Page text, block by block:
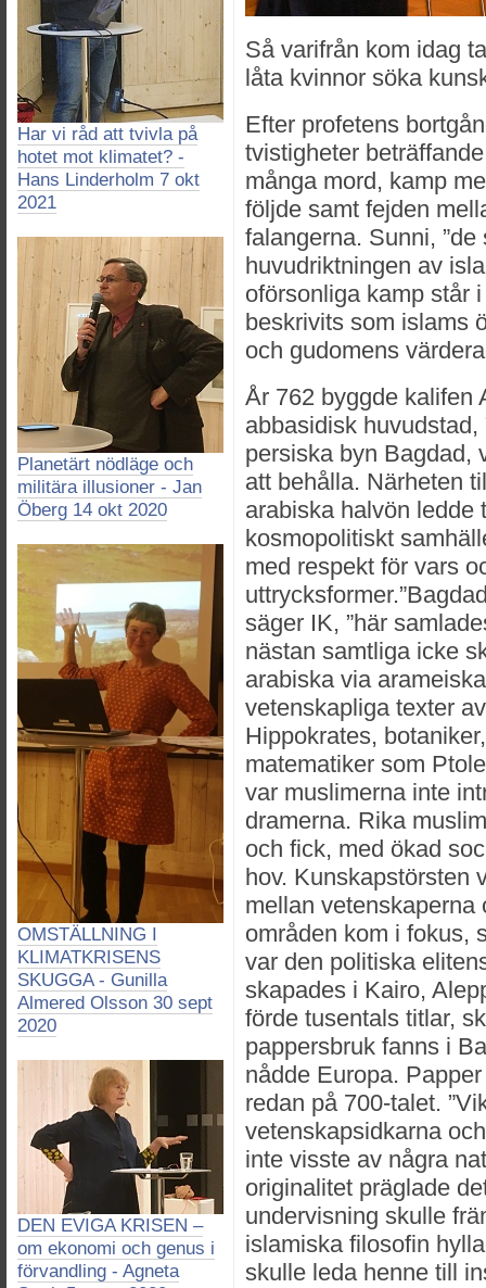
Har vi råd att tvivla på
hotet mot klimatet? -
Hans Linderholm 7 okt
2021
Planetärt nödläge och
militära illusioner - Jan
Öberg 14 okt 2020
OMSTÄLLNING I
KLIMATKRISENS
SKUGGA - Gunilla
Almered Olsson 30 sept
2020
DEN EVIGA KRISEN –
om ekonomi och genus i
förvandling - Agneta
Så varifrån kom idag
låta kvinnor söka
Efter profetens
tvistigheter
många mord, kamp
följde samt fejden
falangerna. Sunni,
huvudriktningen av
oförsonliga kamp står
beskrivits som islams
och gudomens
År 762 byggde kalifen
abbasidisk huvudstad,
persiska byn Bagdad,
att behålla. Närheten
arabiska halvön ledde
kosmopolitiskt
med respekt för vars
säger IK, ”här
nästan samtliga icke
arabiska via
vetenskapliga texter
Hippokrates,
matematiker som
var muslimerna inte
dramerna. Rika
och fick, med ökad
hov. Kunskapstörsten
mellan
områden kom i fokus,
var den politiska
skapades i Kairo,
förde tusentals titlar,
pappersbruk fanns i
nådde Europa.
redan på 700-talet.
vetenskapsidkarna
inte visste av några
originalitet präglade
undervisning skulle
islamiska filosofin
skulle leda henne till